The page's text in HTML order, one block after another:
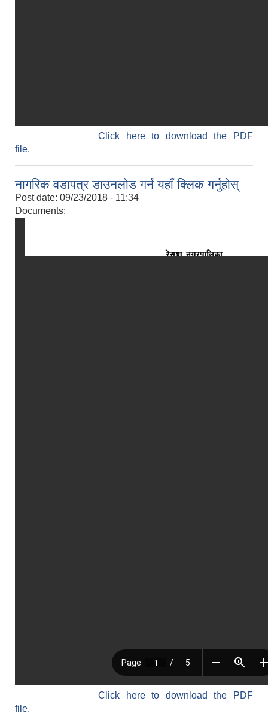
Click here to download the PDF
file.
नागरिक वडापत्र डाउनलोड गर्न यहाँ क्लिक गर्नुहोस्
Post date: 09/23/2018 - 11:34
Documents:
Click here to download the PDF
file.